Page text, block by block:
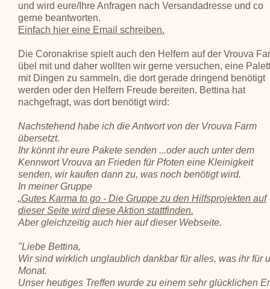
und wird eure/Ihre Anfragen nach Versandadresse und co
gerne beantworten.
Einfach hier eine Email schreiben.
Die Coronakrise spielt auch den Helfern auf der Vrouva
übel mit und daher wollten wir gerne versuchen, eine
mit Dingen zu sammeln, die dort gerade dringend benötigt
werden oder den Helfern Freude bereiten. Bettina hat
nachgefragt, was dort benötigt wird:
Nachstehend habe ich die Antwort von der Vrouva Farm
übersetzt.
Ihr könnt ihr eure Pakete senden ...oder auch unter dem
Kennwort Vrouva an Frieden für Pfoten eine Kleinigkeit
senden, wir kaufen dann zu, was noch benötigt wird.
In meiner Gruppe
„Gutes Karma to go - Die Gruppe zu den Hilfsprojekten auf
dieser Seite wird diese Aktion stattfinden.
Aber gleichzeitig auch hier auf dieser Webseite.
"Liebe Bettina,
Wir sind wirklich unglaublich dankbar für alles, was ihr für
Monat.
Unser heutiges Treffen wurde zu einem sehr glücklichen